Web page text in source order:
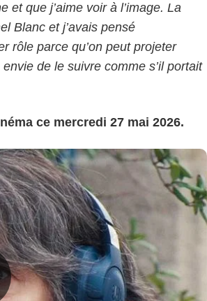
et que j’aime voir à l’image. La
Blanc et j’avais pensé
rôle parce qu’on peut projeter
de le suivre comme s’il portait
ce mercredi 27 mai 2026.